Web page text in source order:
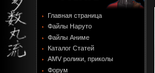
Главная страница
Файлы Наруто
Файлы Аниме
Каталог Статей
AMV ролики, приколы
Форум